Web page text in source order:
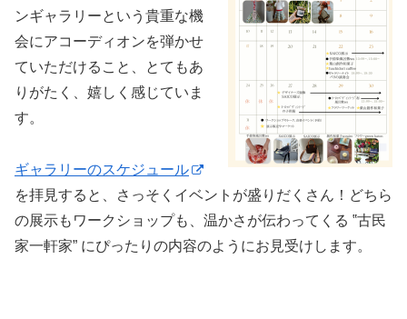
ンギャラリーという貴重な機
会にアコーディオンを弾かせ
ていただけること、とてもあ
りがたく、嬉しく感じていま
す。
ギャラリーのスケジュール
を拝見すると、さっそくイベントが盛りだくさん！どちら
の展示もワークショップも、温かさが伝わってくる ‟古民
家一軒家” にぴったりの内容のようにお見受けします。